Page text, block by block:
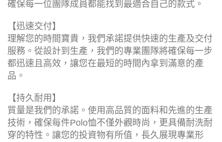
確保每一位團隊成員都能找到最適合自己的款式。
【迅速交付】
理解您的時間寶貴，我們承諾提供快速的生產及交付
服務。從設計到生產，我們的專業團隊將確保每一步
都迅速且高效，讓您在最短的時間內拿到滿意的產
品。
【持久耐用】
質量是我們的承諾。使用高品質的面料和先進的生產
技術，確保每件Polo恤不僅外觀時尚，更具備耐洗耐
穿的特性。讓您的投資物有所值，長久展現專業形